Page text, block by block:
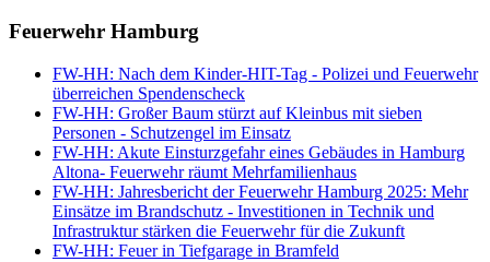
Feuerwehr Hamburg
FW-HH: Nach dem Kinder-HIT-Tag - Polizei und Feuerwehr
überreichen Spendenscheck
FW-HH: Großer Baum stürzt auf Kleinbus mit sieben
Personen - Schutzengel im Einsatz
FW-HH: Akute Einsturzgefahr eines Gebäudes in Hamburg
Altona- Feuerwehr räumt Mehrfamilienhaus
FW-HH: Jahresbericht der Feuerwehr Hamburg 2025: Mehr
Einsätze im Brandschutz - Investitionen in Technik und
Infrastruktur stärken die Feuerwehr für die Zukunft
FW-HH: Feuer in Tiefgarage in Bramfeld